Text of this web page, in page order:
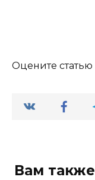
Оцените статью
Вам